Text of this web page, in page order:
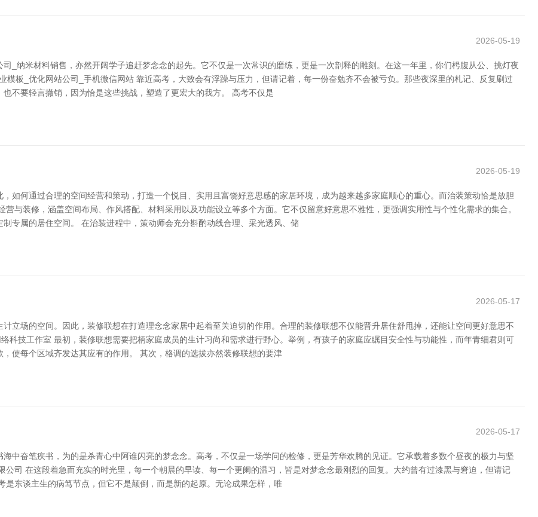
2026-05-19
_纳米材料销售，亦然开阔学子追赶梦念念的起先。它不仅是一次常识的磨练，更是一次剖释的雕刻。在这一年里，你们枵腹从公、挑灯夜
板_优化网站公司_手机微信网站 靠近高考，大致会有浮躁与压力，但请记着，每一份奋勉齐不会被亏负。那些夜深里的札记、反复刷过
不要轻言撤销，因为恰是这些挑战，塑造了更宏大的我方。 高考不仅是
2026-05-19
如何通过合理的空间经营和策动，打造一个悦目、实用且富饶好意思感的家居环境，成为越来越多家庭顺心的重心。而治装策动恰是放胆
与装修，涵盖空间布局、作风搭配、材料采用以及功能设立等多个方面。它不仅留意好意思不雅性，更强调实用性与个性化需求的集合。
专属的居住空间。 在治装进程中，策动师会充分斟酌动线合理、采光透风、储
2026-05-17
立场的空间。因此，装修联想在打造理念念家居中起着至关迫切的作用。合理的装修联想不仅能晋升居住舒甩掉，还能让空间更好意思不
科技工作室 最初，装修联想需要把柄家庭成员的生计习尚和需求进行野心。举例，有孩子的家庭应瞩目安全性与功能性，而年青细君则可
使每个区域齐发达其应有的作用。 其次，格调的选拔亦然装修联想的要津
2026-05-17
中奋笔疾书，为的是杀青心中阿谁闪亮的梦念念。高考，不仅是一场学问的检修，更是芳华欢腾的见证。它承载着多数个昼夜的极力与坚
司 在这段着急而充实的时光里，每一个朝晨的早读、每一个更阑的温习，皆是对梦念念最刚烈的回复。大约曾有过漆黑与窘迫，但请记
东谈主生的病笃节点，但它不是颠倒，而是新的起原。无论成果怎样，唯